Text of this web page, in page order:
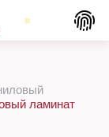
ламинат